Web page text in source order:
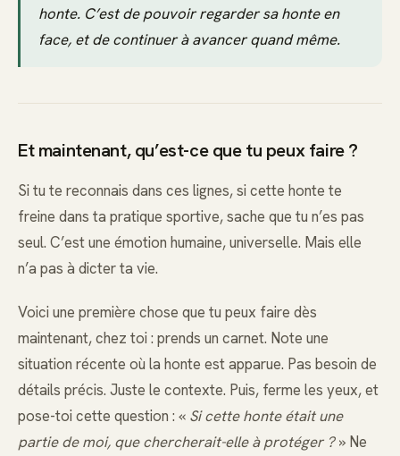
honte. C’est de pouvoir regarder sa honte en
face, et de continuer à avancer quand même.
Et maintenant, qu’est-ce que tu peux faire ?
Si tu te reconnais dans ces lignes, si cette honte te
freine dans ta pratique sportive, sache que tu n’es pas
seul. C’est une émotion humaine, universelle. Mais elle
n’a pas à dicter ta vie.
Voici une première chose que tu peux faire dès
maintenant, chez toi : prends un carnet. Note une
situation récente où la honte est apparue. Pas besoin de
détails précis. Juste le contexte. Puis, ferme les yeux, et
pose-toi cette question : « Si cette honte était une
partie de moi, que chercherait-elle à protéger ?» Ne